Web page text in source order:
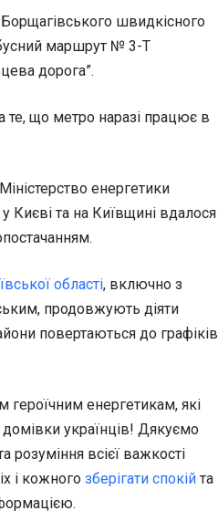
швидкісного
маршрут № 3-Т
дорога”.
те, що метро наразі працює в
енергетики
Києві та на Київщині вдалося
області, включно з
продовжують діяти
повертаються до графіків
енергетикам, які
домівки українців! Дякуємо
розуміння всієї важкості
і кожного зберігати спокій та